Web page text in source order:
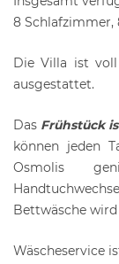
8 Schlafzimmer,
Die Villa ist voll
ausgestattet.
Das Frühstück
können jeden
Osmolis
Bettwäsche
Wäscheservice